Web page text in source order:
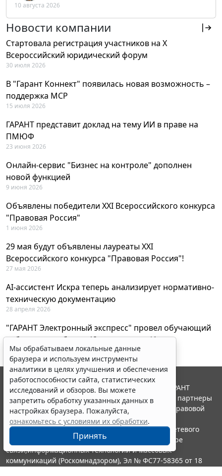
РФ
10 августа 2026
Новости компании
Стартовала регистрация участников на X
Всероссийский юридический форум
30 июля 2026
В "Гарант Коннект" появилась новая возможность –
поддержка MCP
15 июля 2026
ГАРАНТ представит доклад на тему ИИ в праве на
ПМЮФ
23 июня 2026
Онлайн-сервис "Бизнес на контроле" дополнен
новой функцией
9 июня 2026
Объявлены победители XXI Всероссийского конкурса
"Правовая Россия"
1 июня 2026
29 мая будут объявлены лауреаты XXI
Всероссийского конкурса "Правовая Россия"!
27 мая 2026
AI-ассистент Искра теперь анализирует нормативно-
техническую документацию
28 апреля 2026
"ГАРАНТ Электронный экспресс" провел обучающий
вебинар по работе с AI-ассистентом Искра
23 апреля 2026
Мы обрабатываем локальные данные
браузера и используем инструменты
аналитики в целях улучшения и обеспечения
работоспособности сайта, статистических
исследований и обзоров. Вы можете
запретить обработку указанных данных в
настройках браузера. Пожалуйста,
ознакомьтесь с условиями их обработки.
Принять
© ООО "НПП "ГАРАНТ-СЕРВИС", 2026. Система ГАРАНТ
выпускается с 1990 года. Компания "Гарант" и ее партнеры
являются участниками Российской ассоциации правовой
информации ГАРАНТ.
Портал ГАРАНТ.РУ зарегистрирован в качестве сетевого
издания Федеральной службой по надзору в сфере
связи,информационных технологий и массовых
коммуникаций (Роскомнадзором), Эл № ФС77-58365 от 18